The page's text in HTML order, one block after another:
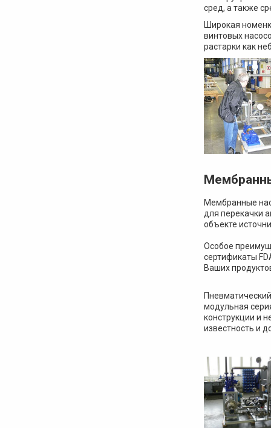
сред, а также
Широкая
винтовых
растарки как
Мембранные
для перекачки
объекте
Особое
сертификаты
Ваших
модульная
конструкции и
известность и